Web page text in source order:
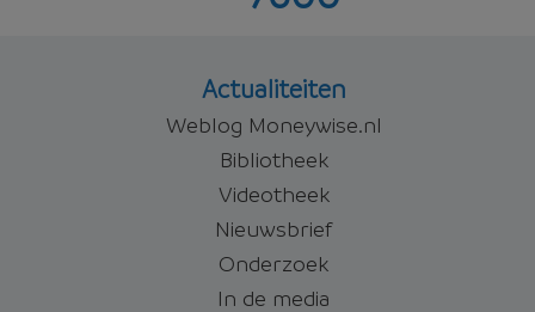
Actualiteiten
Weblog Moneywise.nl
Bibliotheek
Videotheek
Nieuwsbrief
Onderzoek
In de media